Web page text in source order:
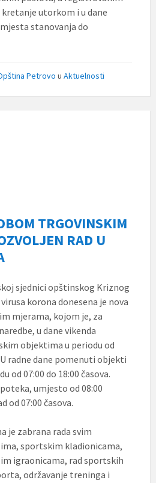
utorkom i u dane
stanovanja do
Petrovo u Aktuelnosti
TRGOVINSKIM
RAD U
sjednici opštinskog Kriznog
korona donesena je nova
mjerama, kojom je, za
u dane vikenda
objektima u periodu od
U radne dane pomenuti objekti
od 07:00 do 18:00 časova.
umjesto od 08:00
od 07:00 časova.
je zabrana rada svim
sportskim kladionicama,
igraonicama, rad sportskih
održavanje treninga i